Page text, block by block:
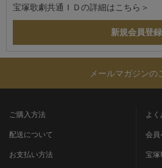
宝塚歌劇共通ＩＤの詳細は こちら＞
メールマガジンの
ご購入方法
配送について
お支払い方法
よ
会員
宝塚